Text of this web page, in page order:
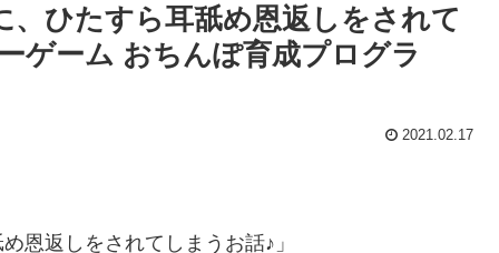
ひたすら耳舐め恩返しをされて
ゲーム おちんぽ育成プログラ
2021.02.17
恩返しをされてしまうお話♪」